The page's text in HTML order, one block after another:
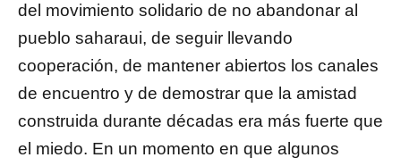
del movimiento solidario de no abandonar al
pueblo saharaui, de seguir llevando
cooperación, de mantener abiertos los canales
de encuentro y de demostrar que la amistad
construida durante décadas era más fuerte que
el miedo. En un momento en que algunos